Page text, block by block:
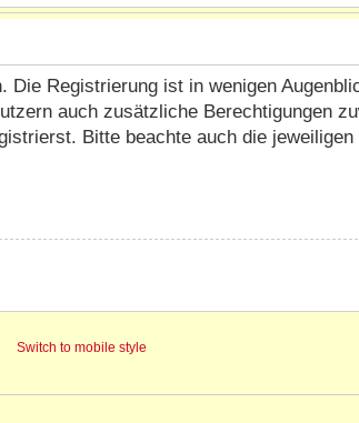
Registrierung ist in wenigen
auch zusätzliche Berechtigungen
Bitte beachte auch die
Switch to mobile style